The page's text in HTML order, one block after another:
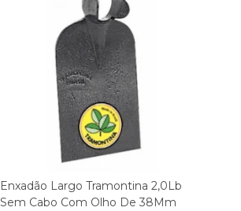
Enxadão Largo Tramontina 2,0Lb
Sem Cabo Com Olho De 38Mm